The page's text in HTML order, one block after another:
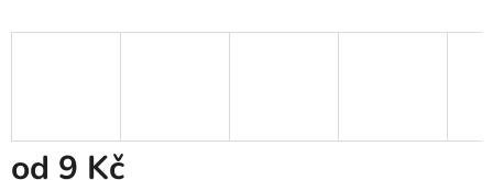
od 9 Kč